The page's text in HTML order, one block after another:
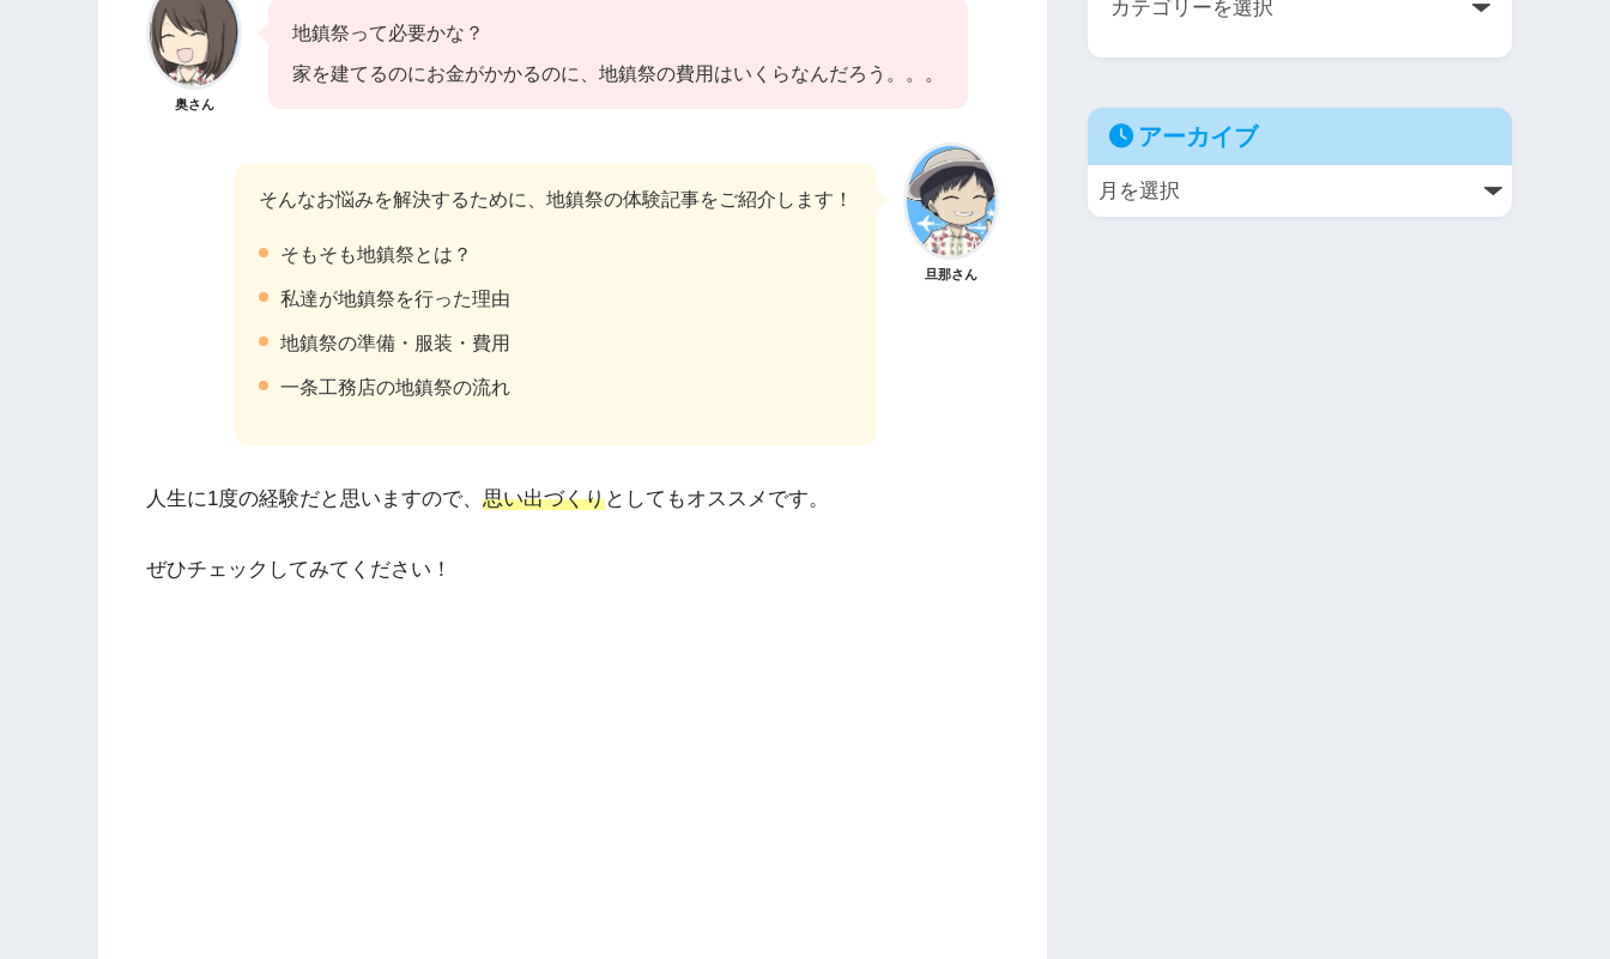
奥さん
地鎮祭って必要かな？
家を建てるのにお金がかかるのに、地鎮祭の費用はいくらなんだろう。。。
旦那さん
そんなお悩みを解決するために、地鎮祭の体験記事をご紹介します！
そもそも地鎮祭とは？
私達が地鎮祭を行った理由
地鎮祭の準備・服装・費用
一条工務店の地鎮祭の流れ
人生に1度の経験だと思いますので、 思い出づくりとしてもオススメです。
ぜひチェックしてみてください！
アーカイブ